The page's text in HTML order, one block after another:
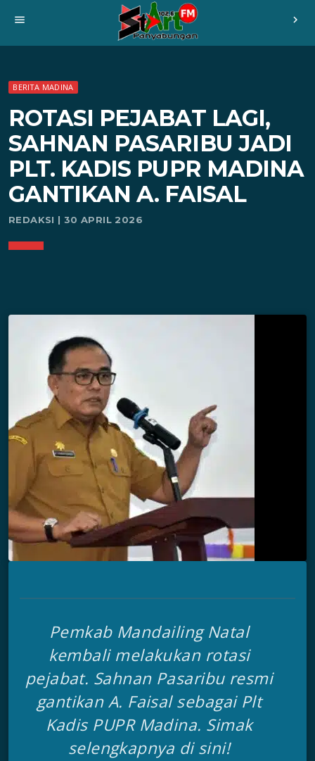
menu chevron_right
BERITA MADINA
ROTASI PEJABAT LAGI,
SAHNAN PASARIBU JADI
PLT. KADIS PUPR MADINA
GANTIKAN A. FAISAL
REDAKSI | 30 APRIL 2026
Pemkab Mandailing Natal
kembali melakukan rotasi
pejabat. Sahnan Pasaribu resmi
gantikan A. Faisal sebagai Plt
Kadis PUPR Madina. Simak
selengkapnya di sini!